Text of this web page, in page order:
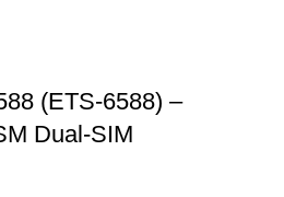
(ETS‑6588) –
Dual‑SIM